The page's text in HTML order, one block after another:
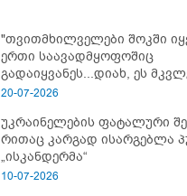
"თვითმხილველები შოკში
ერთი საავადმყოფოშიც
გადაიყვანეს...დიახ, ეს
- გორში დატრიალებული
20-07-2026
უკრაინელების ფატალური
რითაც კარგად ისარგებლა
„ისკანდერმა“
10-07-2026